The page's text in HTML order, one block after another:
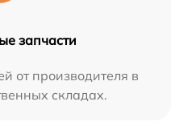
запчасти
от производителя в
складах.